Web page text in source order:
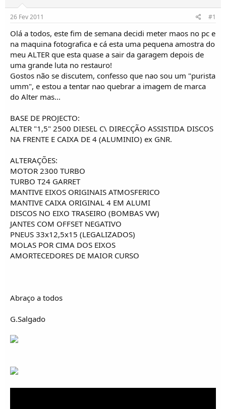
d
e
ó
p
i
c
o
s
o
26 Fev 2011 #1
Olá a todos, este fim de semana decidi meter maos no pc e
na maquina fotografica e cá esta uma pequena amostra do
meu ALTER que esta quase a sair da garagem depois de
uma grande luta no restauro!
Gostos não se discutem, confesso que nao sou um "purista
umm", e estou a tentar nao quebrar a imagem de marca
do Alter mas...
BASE DE PROJECTO:
ALTER "1,5" 2500 DIESEL C\ DIRECÇÃO ASSISTIDA DISCOS
NA FRENTE E CAIXA DE 4 (ALUMINIO) ex GNR.
ALTERAÇÕES:
MOTOR 2300 TURBO
TURBO T24 GARRET
MANTIVE EIXOS ORIGINAIS ATMOSFERICO
MANTIVE CAIXA ORIGINAL 4 EM ALUMI
DISCOS NO EIXO TRASEIRO (BOMBAS VW)
JANTES COM OFFSET NEGATIVO
PNEUS 33x12,5x15 (LEGALIZADOS)
MOLAS POR CIMA DOS EIXOS
AMORTECEDORES DE MAIOR CURSO
Abraço a todos
G.Salgado